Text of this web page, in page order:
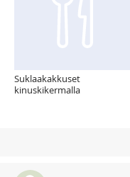
Suklaakakkuset
kinuskikermalla